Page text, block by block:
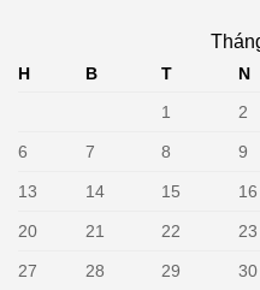
H B T N
1
2
6 7 8 9
13 14 15 16
20 21 22 23
27 28 29 30